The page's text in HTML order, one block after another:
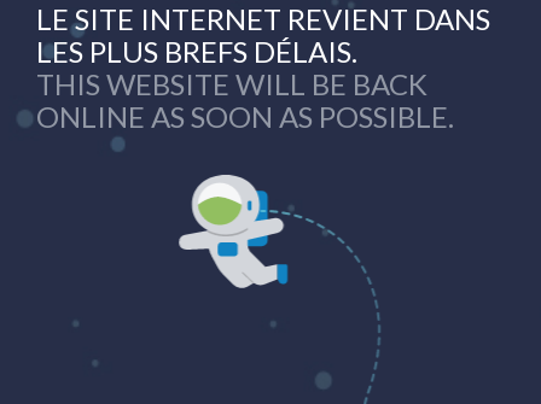
LE SITE INTERNET REVIENT DANS
LES PLUS BREFS DÉLAIS.
THIS WEBSITE WILL BE BACK
ONLINE AS SOON AS POSSIBLE.